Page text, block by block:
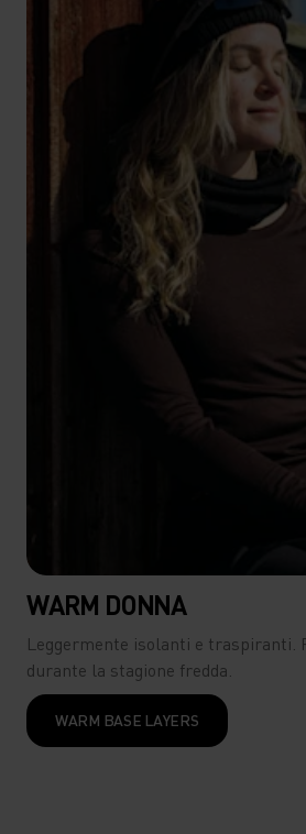
WARM DONNA
Leggermente isolanti e traspiranti.
durante la stagione fredda.
WARM BASE LAYERS